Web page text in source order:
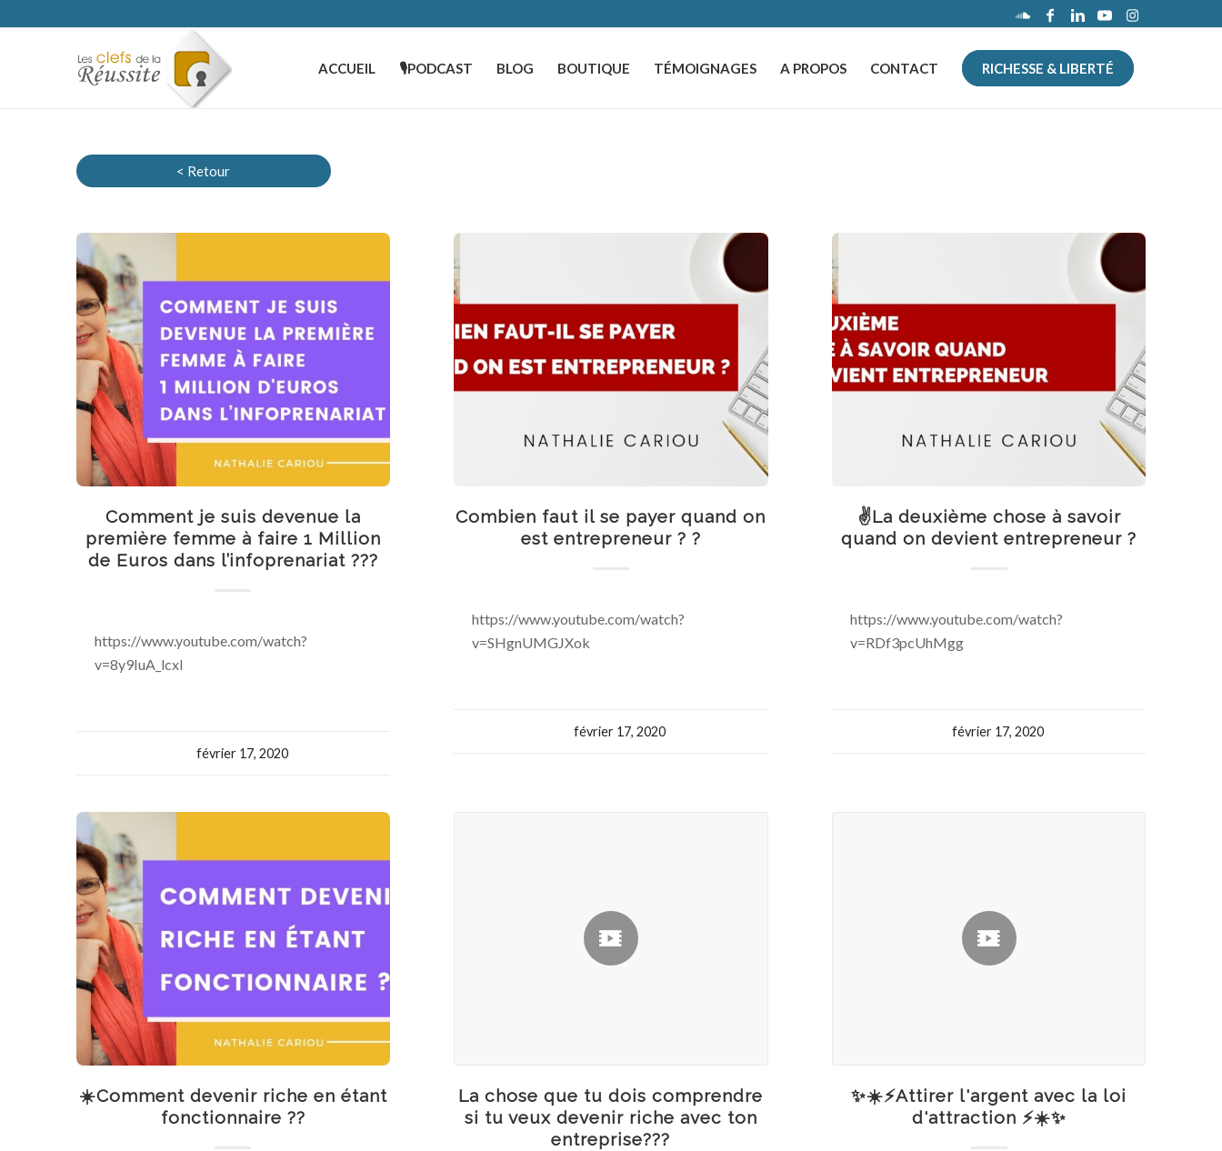
ACCUEIL 🎙️PODCAST BLOG BOUTIQUE TÉMOIGNAGES A PROPOS CONTACT RICHESSE & LIBERTÉ
< Retour
Comment je suis devenue la
première femme à faire 1 Million
de Euros dans l’infoprenariat ???
https://www.youtube.com/watch?
v=8y9IuA_lcxI
février 17, 2020
Combien faut il se payer quand on
est entrepreneur ? ?
https://www.youtube.com/watch?
v=SHgnUMGJXok
février 17, 2020
✌️La deuxième chose à savoir
quand on devient entrepreneur ?️
https://www.youtube.com/watch?
v=RDf3pcUhMgg
février 17, 2020
☀️Comment devenir riche en étant
fonctionnaire ??
La chose que tu dois comprendre
si tu veux devenir riche avec ton
entreprise???
✨☀️⚡Attirer l'argent avec la loi
d'attraction ⚡☀️✨